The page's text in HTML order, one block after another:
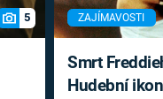
5 ZAJÍMAVOSTI
Smrt
Hudební